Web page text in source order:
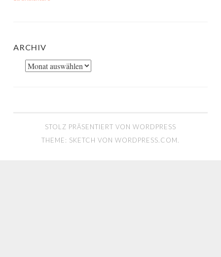
ARCHIV
Archiv
STOLZ PRÄSENTIERT VON WORDPRESS
THEME: SKETCH VON WORDPRESS.COM